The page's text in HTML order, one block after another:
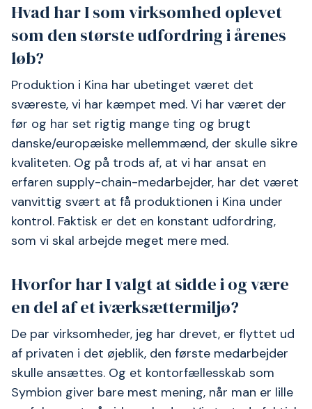
Hvad har I som virksomhed oplevet
som den største udfordring i årenes
løb?
Produktion i Kina har ubetinget været det
sværeste, vi har kæmpet med. Vi har været der
før og har set rigtig mange ting og brugt
danske/europæiske mellemmænd, der skulle sikre
kvaliteten. Og på trods af, at vi har ansat en
erfaren supply-chain-medarbejder, har det været
vanvittig svært at få produktionen i Kina under
kontrol. Faktisk er det en konstant udfordring,
som vi skal arbejde meget mere med.
Hvorfor har I valgt at sidde i og være
en del af et iværksættermiljø?
De par virksomheder, jeg har drevet, er flyttet ud
af privaten i det øjeblik, den første medarbejder
skulle ansættes. Og et kontorfællesskab som
Symbion giver bare mest mening, når man er lille